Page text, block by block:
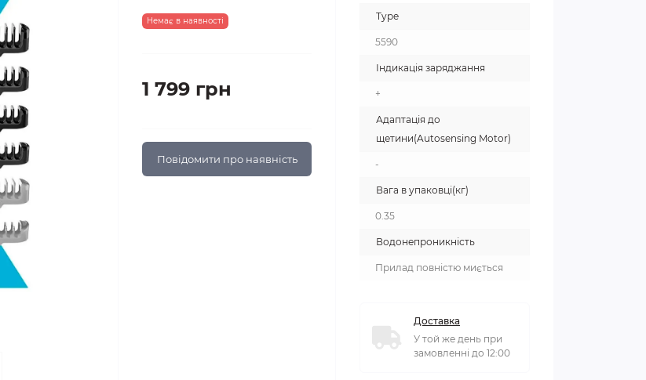
Немає в наявності
1 799 грн
Повідомити про наявність
Type
5590
Індикація заряджання
+
Адаптація до
щетини(Autosensing Motor)
-
Вага в упаковці(кг)
0.35
Водонепроникність
Прилад повністю миється
Доставка
У той же день при
замовленні до 12:00